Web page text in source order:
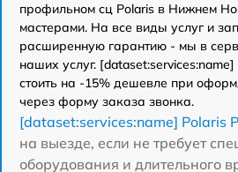
профильном сц Polaris в Нижнем
мастерами. На все виды услуг и
расширенную гарантию - мы в
наших услуг.
стоить на -15% дешевле при
через форму заказа звонка.
[dataset:services:name] Polaris
на выезде, если не требует
оборудования и длительного